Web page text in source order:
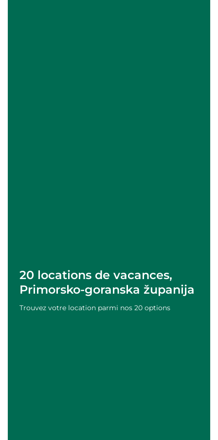
20 locations de vacances,
Primorsko-goranska županija
Trouvez votre location parmi nos 20 options